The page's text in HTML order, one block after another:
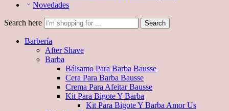
Novedades
Search here Search
Barbería
After Shave
Barba
Bálsamo Para Barba Bausse
Cera Para Barba Bausse
Crema Para Afeitar Bausse
Kit Para Bigote Y Barba
Kit Para Bigote Y Barba Amor Us